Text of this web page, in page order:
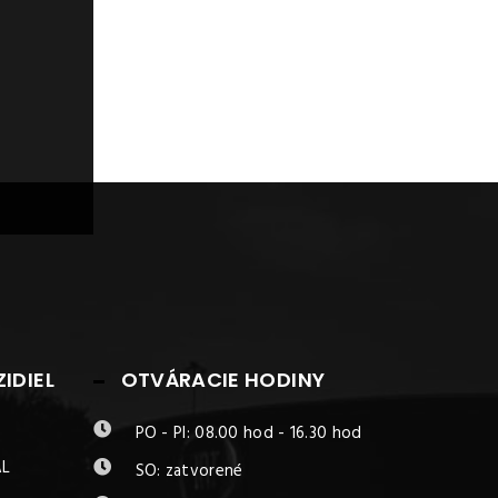
OTVÁRACIE HODINY
PO - PI: 08.00 hod - 16.30 hod
SO: zatvorené